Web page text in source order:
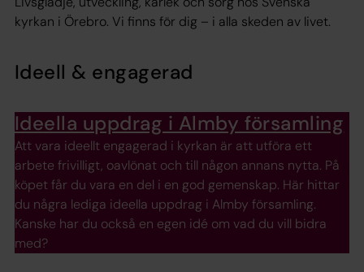
kyrkan i Örebro. Vi finns för dig – i alla skeden av livet.
Ideell & engagerad
Ideella uppdrag i Almby församling
Att vara ideellt engagerad i kyrkan är att utföra ett
arbete frivilligt, oavlönat och till någon annans nytta. På
köpet får du vara en del i en god gemenskap. Här hittar
du några lediga ideella uppdrag i Almby församling.
Kanske har du också en egen idé om vad du vill bidra
med?